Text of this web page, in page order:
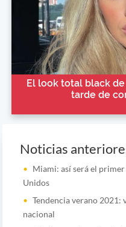
El look total black de
tarde de
Noticias
Miami: así será el
Unidos
Tendencia verano 2021:
nacional